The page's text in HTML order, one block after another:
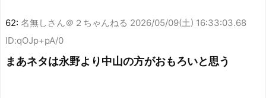
62: 名無しさん＠２ちゃんねる 2026/05/09(土) 16:33:03.68
ID:qOJp+pA/0
まあネタは永野より中山の方がおもろいと思う